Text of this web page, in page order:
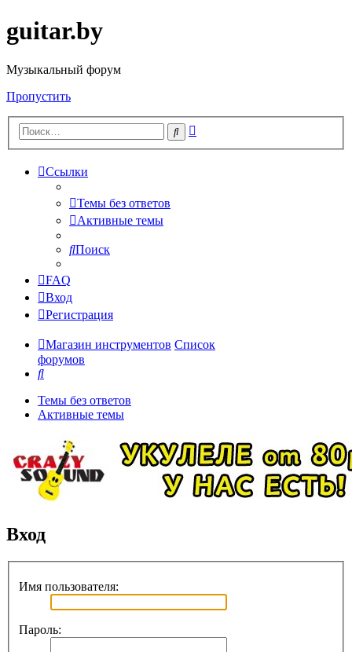
guitar.by
Музыкальный форум
Пропустить
Поиск
Ссылки
Темы без ответов
Активные темы
Поиск
FAQ
Вход
Регистрация
Магазин инструментов Список
форумов
Поиск
Темы без ответов
Активные темы
Вход
Имя пользователя:
Пароль: